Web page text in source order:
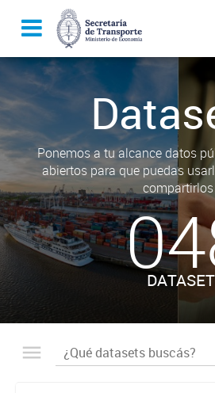
Ponemos a tu alcance datos
abiertos para que puedas
compartirlos